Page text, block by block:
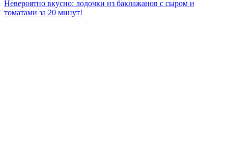
Невероятно вкусно: лодочки из баклажанов с сыром и
томатами за 20 минут!